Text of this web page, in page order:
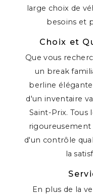
large choix de
besoins et
Choix et
Que vous
un break
berline
d'un inventaire
Saint-Prix. Tous
d'un contrôle
la
En plus de la